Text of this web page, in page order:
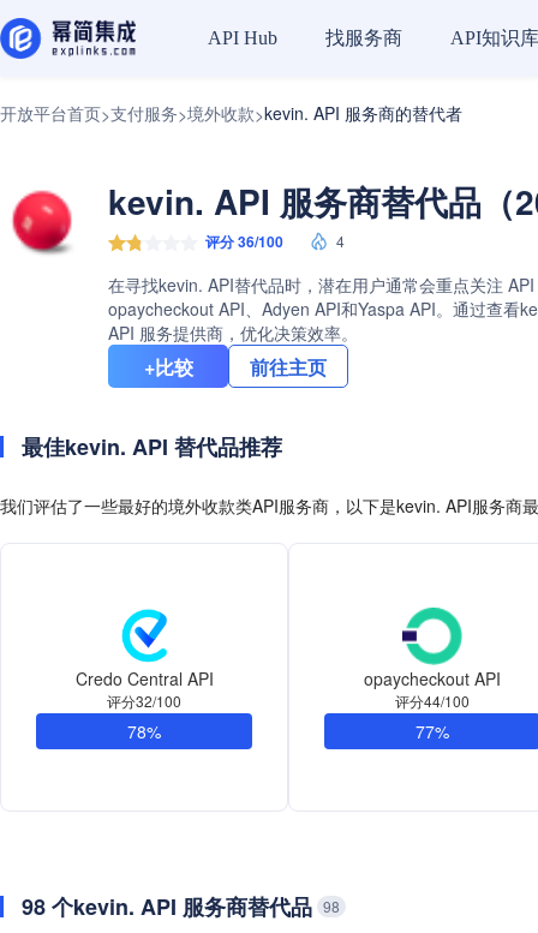
API Hub 找服务商 API知识库
开放平台首页>支付服务>境外收款>kevin. API 服务商的替代者
kevin. API 服务商替代品（
评分 36/100 4
在寻找kevin. API替代品时，潜在用户通常会重点关注
opaycheckout API、Adyen API和Yaspa API。通过查看
API 服务提供商，优化决策效率。
+比较 前往主页
最佳kevin. API 替代品推荐
我们评估了一些最好的境外收款类API服务商，以下是kevin. API服务商
Credo Central API
评分32/100
78%
opaycheckout API
评分44/100
77%
98 个kevin. API 服务商替代品 98